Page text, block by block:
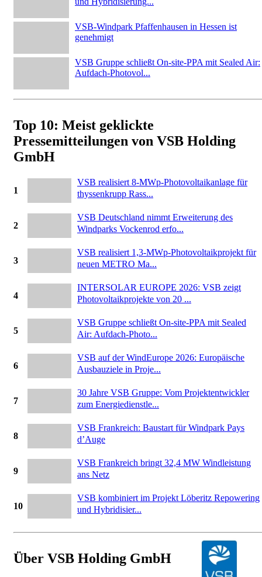
VSB-Windpark Pfaffenhausen in Hessen ist
genehmigt
VSB Gruppe schließt On-site-PPA mit Sealed Air:
Aufdach-Photovol...
Top 10: Meist geklickte
Pressemitteilungen von VSB Holding
GmbH
1
VSB realisiert 8-MWp-Photovoltaikanlage für
thyssenkrupp Rass...
2
VSB Deutschland nimmt Erweiterung des
Windparks Vockenrod erfo...
3
VSB realisiert 1,3-MWp-Photovoltaikprojekt für
neuen METRO Ma...
4
INTERSOLAR EUROPE 2026: VSB zeigt
Photovoltaikprojekte von 20 ...
5
VSB Gruppe schließt On-site-PPA mit Sealed
Air: Aufdach-Photo...
6
VSB auf der WindEurope 2026: Europäische
Ausbauziele in Proje...
7
30 Jahre VSB Gruppe: Vom Projektentwickler
zum Energiedienstle...
8
VSB Frankreich: Baustart für Windpark Pays
d’Auge
9
VSB Frankreich bringt 32,4 MW Windleistung
ans Netz
10
VSB kombiniert im Projekt Löberitz Repowering
und Hybridisier...
Über VSB Holding GmbH